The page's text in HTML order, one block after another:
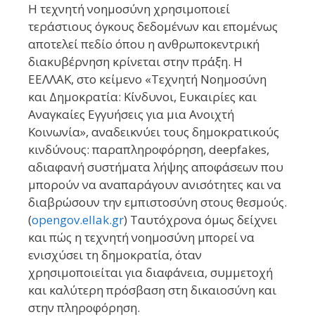
Η τεχνητή νοημοσύνη χρησιμοποιεί
τεράστιους όγκους δεδομένων και επομένως
αποτελεί πεδίο όπου η ανθρωποκεντρική
διακυβέρνηση κρίνεται στην πράξη. Η
ΕΕΛΛΑΚ, στο κείμενο «Τεχνητή Νοημοσύνη
και Δημοκρατία: Κίνδυνοι, Ευκαιρίες και
Αναγκαίες Εγγυήσεις για μια Ανοιχτή
Κοινωνία», αναδεικνύει τους δημοκρατικούς
κινδύνους: παραπληροφόρηση, deepfakes,
αδιαφανή συστήματα λήψης αποφάσεων που
μπορούν να αναπαράγουν ανισότητες και να
διαβρώσουν την εμπιστοσύνη στους θεσμούς.
(opengov.ellak.gr) Ταυτόχρονα όμως δείχνει
και πώς η τεχνητή νοημοσύνη μπορεί να
ενισχύσει τη δημοκρατία, όταν
χρησιμοποιείται για διαφάνεια, συμμετοχή
και καλύτερη πρόσβαση στη δικαιοσύνη και
στην πληροφόρηση.